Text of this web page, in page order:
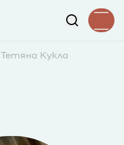
Тетяна Кукла